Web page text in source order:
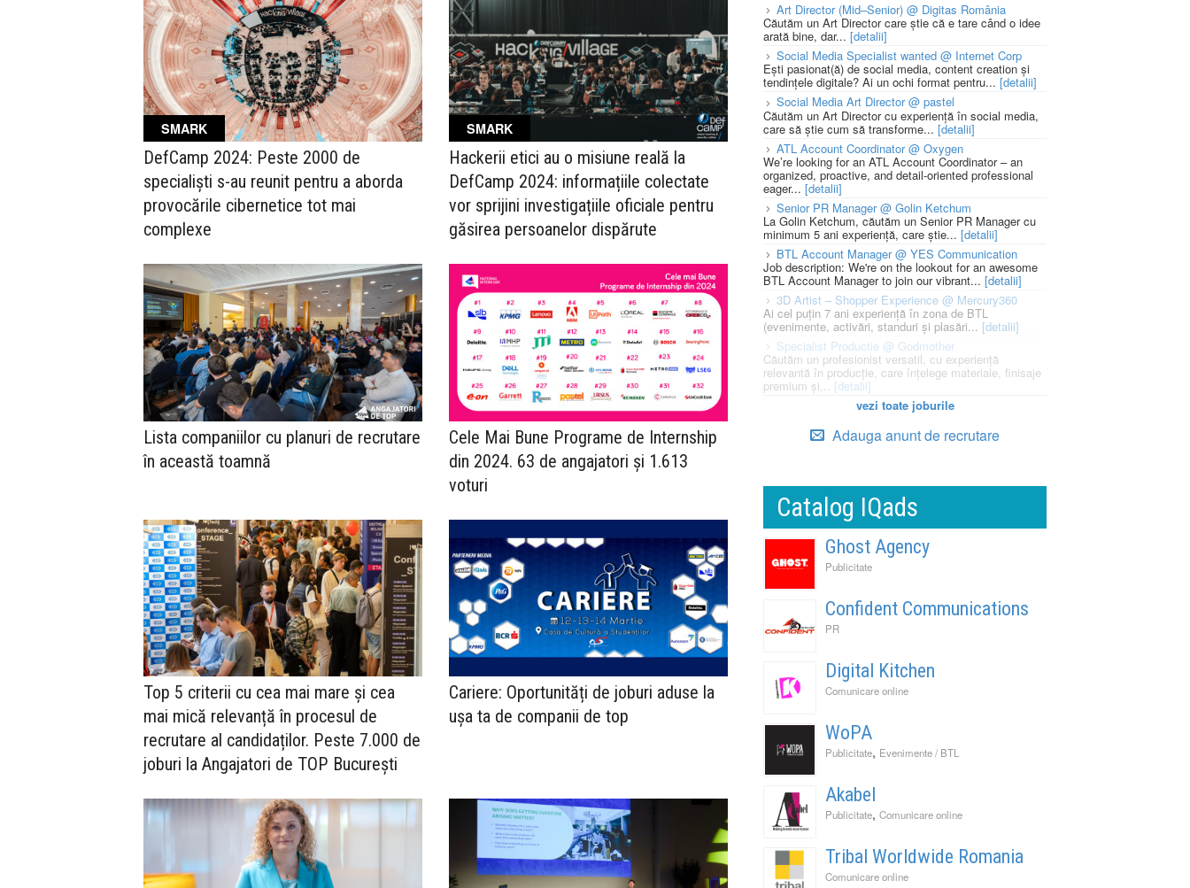
SMARK
DefCamp 2024: Peste 2000 de
specialiști s-au reunit pentru a aborda
provocările cibernetice tot mai
complexe
SMARK
Hackerii etici au o misiune reală la
DefCamp 2024: informațiile colectate
vor sprijini investigațiile oficiale pentru
găsirea persoanelor dispărute
Lista companiilor cu planuri de recrutare
în această toamnă
Cele Mai Bune Programe de Internship
din 2024. 63 de angajatori și 1.613
voturi
Top 5 criterii cu cea mai mare și cea
mai mică relevanță în procesul de
recrutare al candidaților. Peste 7.000 de
joburi la Angajatori de TOP București
Cariere: Oportunități de joburi aduse la
ușa ta de companii de top
Art Director (Mid–Senior) @ Digitas România
Căutăm un Art Director care știe că e tare când o idee
arată bine, dar... [detalii]
Social Media Specialist wanted @ Internet Corp
Ești pasionat(ă) de social media, content creation și
tendințele digitale? Ai un ochi format pentru... [detalii]
Social Media Art Director @ pastel
Căutăm un Art Director cu experiență în social media,
care să știe cum să transforme... [detalii]
ATL Account Coordinator @ Oxygen
We’re looking for an ATL Account Coordinator – an
organized, proactive, and detail-oriented professional
eager... [detalii]
Senior PR Manager @ Golin Ketchum
La Golin Ketchum, căutăm un Senior PR Manager cu
minimum 5 ani experiență, care știe... [detalii]
BTL Account Manager @ YES Communication
Job description: We're on the lookout for an awesome
BTL Account Manager to join our vibrant... [detalii]
3D Artist – Shopper Experience @ Mercury360
Ai cel puțin 7 ani experiență în zona de BTL
(evenimente, activări, standuri și plasări... [detalii]
Specialist Productie @ Godmother
Căutăm un profesionist versatil, cu experiență
relevantă în producție, care înțelege materiale, finisaje
premium și... [detalii]
vezi toate joburile
Adauga anunt de recrutare
Catalog IQads
Ghost Agency
Publicitate
Confident Communications
PR
Digital Kitchen
Comunicare online
WoPA
Publicitate, Evenimente / BTL
Akabel
Publicitate, Comunicare online
Tribal Worldwide Romania
Comunicare online